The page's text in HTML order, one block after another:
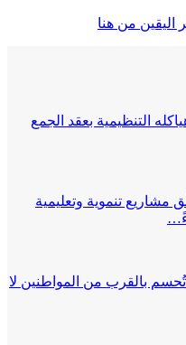
من هنا
التنظيمية بعقد الجمع
مشاريع تنموية وتعليمية
بالقرب من المواطنين لا